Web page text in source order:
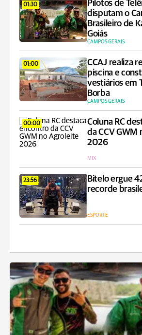
01:30
Pilotos de
disputam o
Brasileiro de
Goiás
CAMPOS GERAIS
01:00
CCAJ realiza
piscina e
vestiários em
Borba
CAMPOS GERAIS
00:00
Coluna RC
da CCV GWM
2026
MIX
23:56
Bitelo ergue
recorde
ESPORTE